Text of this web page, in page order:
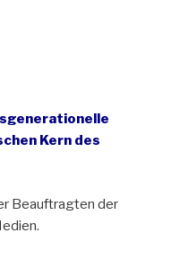
Kern des
Beauftragten der